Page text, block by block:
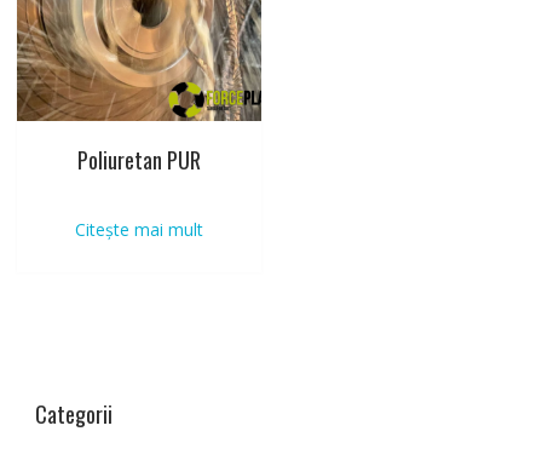
Poliuretan PUR
Citește mai mult
Categorii